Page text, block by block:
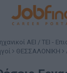
ΑΕΙ / ΤΕΙ -
ΘΕΣΣΑΛΟΝΙΚΗ